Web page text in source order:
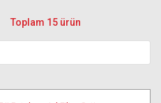
Toplam 15 ürün